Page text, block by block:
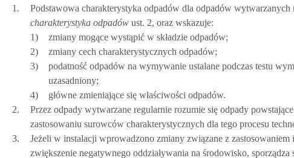
1. Podstawowa charakterystyka odpadów dla odpadów
charakterystyka odpadów ust. 2, oraz wskazuje:
1)
zmiany mogące wystąpić w składzie odpadów;
2)
zmiany cech charakterystycznych odpadów;
3)
podatność odpadów na wymywanie ustalane podczas testu
uzasadniony;
4)
główne zmieniające się właściwości odpadów.
2.
Przez odpady wytwarzane regularnie rozumie się odpady
zastosowaniu surowców charakterystycznych dla tego procesu
3.
Jeżeli w instalacji wprowadzono zmiany związane z
zwiększenie negatywnego oddziaływania na środowisko,